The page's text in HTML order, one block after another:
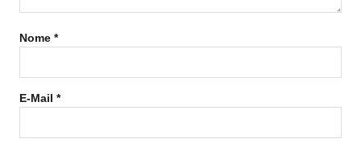
Nome *
E-Mail *